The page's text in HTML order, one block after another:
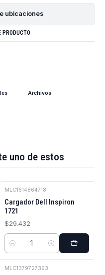
ubicaciones
PRODUCTO
Archivos
uno de estos
MLC1614864718
Cargador Dell Inspiron
1721
$29.432
Cantidad
MLC1379727393